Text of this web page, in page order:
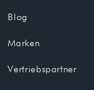
Blog
Marken
Vertriebspartner